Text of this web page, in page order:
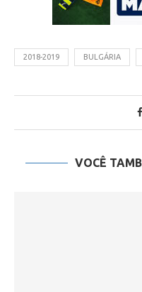
2018-2019 BULGÁRIA
VOCÊ